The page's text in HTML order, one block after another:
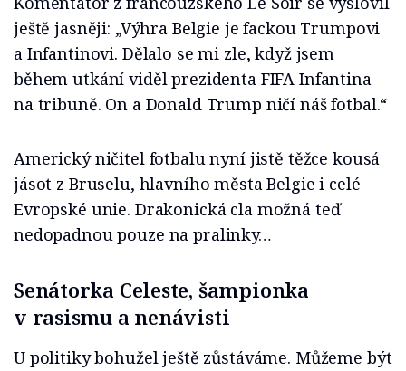
ještě jasněji: „Výhra Belgie je fackou Trumpovi
a Infantinovi. Dělalo se mi zle, když jsem
během utkání viděl prezidenta FIFA Infantina
na tribuně. On a Donald Trump ničí náš fotbal.“
Americký ničitel fotbalu nyní jistě těžce kousá
jásot z Bruselu, hlavního města Belgie i celé
Evropské unie. Drakonická cla možná teď
nedopadnou pouze na pralinky…
Senátorka Celeste, šampionka
v rasismu a nenávisti
U politiky bohužel ještě zůstáváme. Můžeme být